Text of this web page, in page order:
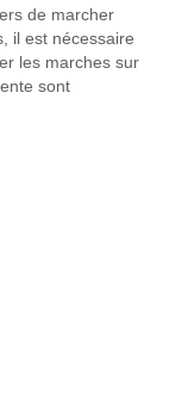
de marcher
il est nécessaire
les marches sur
sont